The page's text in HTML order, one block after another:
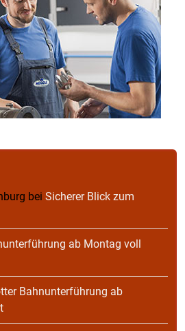
bei Sicherer Blick zum
ab Montag voll
Bahnunterführung ab